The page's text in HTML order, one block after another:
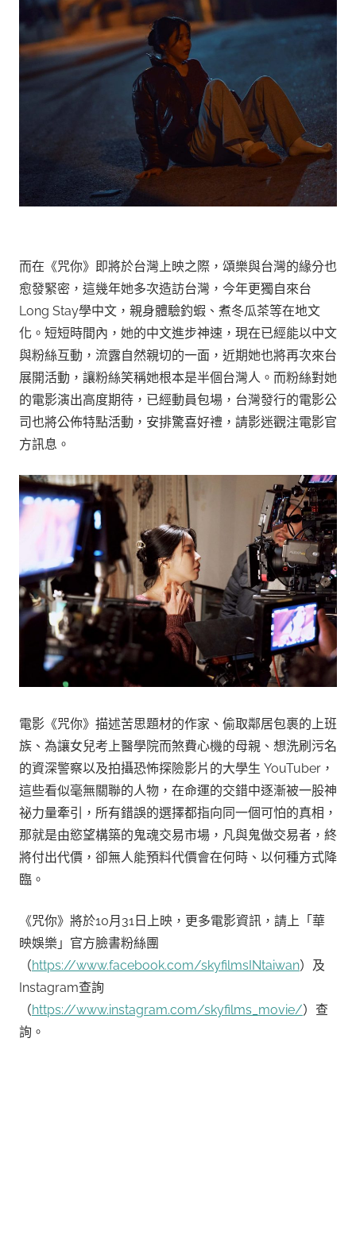
而在《咒你》即將於台灣上映之際，頌樂與台灣的緣分也
愈發緊密，這幾年她多次造訪台灣，今年更獨自來台
Long Stay學中文，親身體驗釣蝦、煮冬瓜茶等在地文
化。短短時間內，她的中文進步神速，現在已經能以中文
與粉絲互動，流露自然親切的一面，近期她也將再次來台
展開活動，讓粉絲笑稱她根本是半個台灣人。而粉絲對她
的電影演出高度期待，已經動員包場，台灣發行的電影公
司也將公佈特點活動，安排驚喜好禮，請影迷觀注電影官
方訊息。
電影《咒你》描述苦思題材的作家、偷取鄰居包裹的上班
族、為讓女兒考上醫學院而煞費心機的母親、想洗刷污名
的資深警察以及拍攝恐怖探險影片的大學生 YouTuber，
這些看似毫無關聯的人物，在命運的交錯中逐漸被一股神
祕力量牽引，所有錯誤的選擇都指向同一個可怕的真相，
那就是由慾望構築的鬼魂交易市場，凡與鬼做交易者，終
將付出代價，卻無人能預料代價會在何時、以何種方式降
臨。
《咒你》將於10月31日上映，更多電影資訊，請上「華
映娛樂」官方臉書粉絲團
（https://www.facebook.com/skyfilmsINtaiwan）及
Instagram查詢
（https://www.instagram.com/skyfilms_movie/）查
詢。